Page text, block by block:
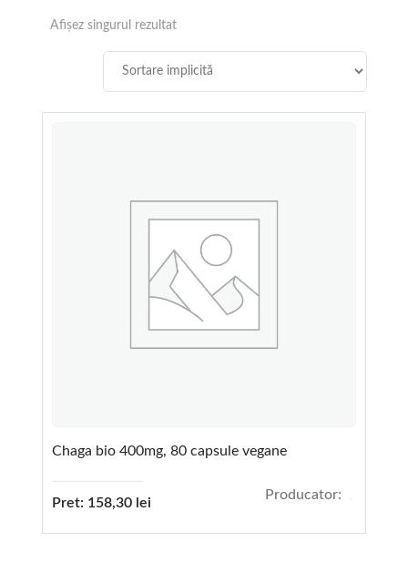
Afișez singurul rezultat
Chaga bio 400mg, 80 capsule vegane
Pret: 158,30 lei
Producator: